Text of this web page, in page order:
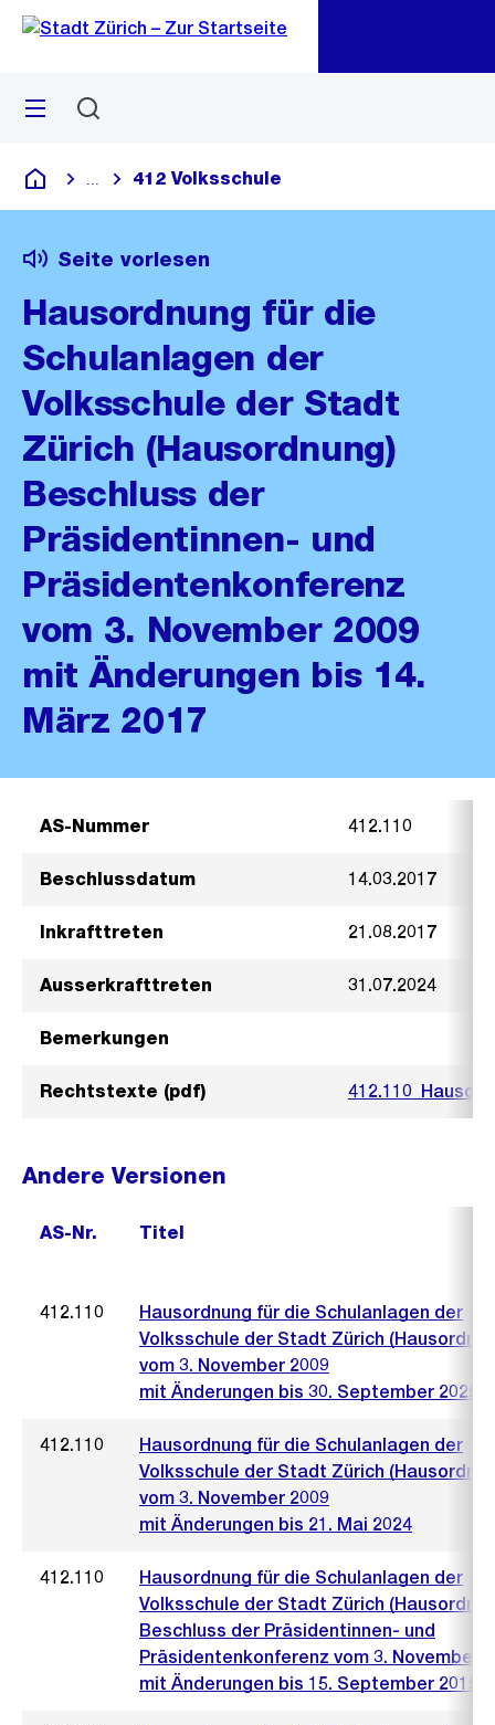
Navigation
Sprunglink
Menü
Deutsch
Blende alle Breadcrumbs ein
412 Volksschule
Seite vorlesen
Hausordnung für die
Schulanlagen der
Volksschule der Stadt
Zürich (Hausordnung)
Beschluss der
Präsidentinnen- und
Präsidentenkonferenz
vom 3. November 2009
mit Änderungen bis 14.
März 2017
AS-Nummer 412.110
Beschlussdatum 14.03.2017
Inkrafttreten 21.08.2017
Ausserkrafttreten 31.07.2024
Bemerkungen
Rechtstexte (pdf)
Andere Versionen
AS-Nr. Titel
412.110
Hausordnung für die Schulanlagen der
Volksschule der Stadt Zürich
vom 3. November 2009
mit Änderungen bis 30. September 2025
412.110
Hausordnung für die Schulanlagen der
Volksschule der Stadt Zürich
vom 3. November 2009
mit Änderungen bis 21. Mai 2024
412.110
Hausordnung für die Schulanlagen der
Volksschule der Stadt Zürich
Beschluss der Präsidentinnen- und
Präsidentenkonferenz vom 3. November
mit Änderungen bis 15. September 2015